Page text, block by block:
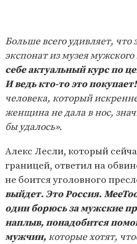
Больше всего удивляет,
экспонат из музея мужского
себе актуальный курс по
И ведь кто-то это покупает!
человека, который
женщина не дала в нос,
бы удалось».
Алекс Лесли, который
границей, ответил на
не боится уголовного
выйдет. Это Россия.
один борюсь за мужские
наплыв, понадобится
мужчин, которые хотят,